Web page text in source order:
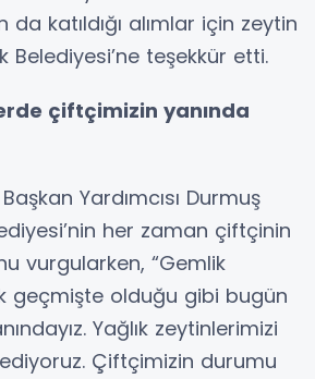
da katıldığı alımlar için zeytin
Belediyesi’ne teşekkür etti.
çiftçimizin yanında
Yardımcısı Durmuş
her zaman çiftçinin
vurgularken, “Gemlik
geçmişte olduğu gibi bugün
Yağlık zeytinlerimizi
Çiftçimizin durumu